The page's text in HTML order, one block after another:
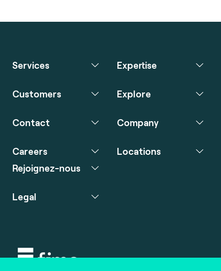
Services Expertise
Customers Explore
Contact Company
Careers
Rejoignez-nous
Locations
Legal